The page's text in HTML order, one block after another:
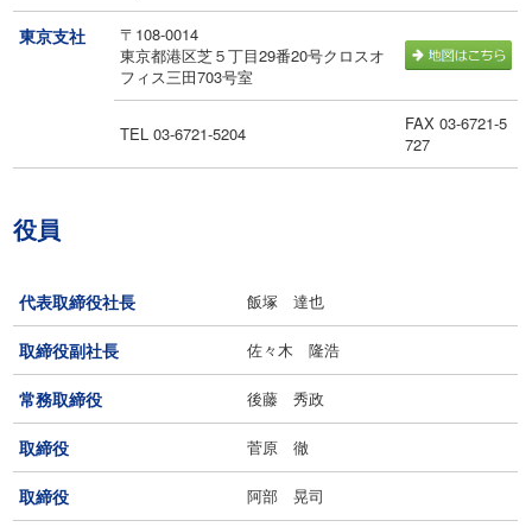
東京支社
〒108-0014
東京都港区芝５丁目29番20号クロスオ
フィス三田703号室
TEL 03-6721-5204
FAX 03-6721-5
727
役員
代表取締役社長 飯塚 達也
取締役副社長 佐々木 隆浩
常務取締役 後藤 秀政
取締役 菅原 徹
取締役 阿部 晃司